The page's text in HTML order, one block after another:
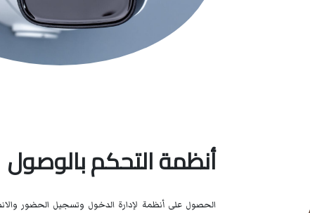
أنظمة التحكم بالوصول
الحصول على أنظمة لإدارة الدخول وتسجيل الحضور